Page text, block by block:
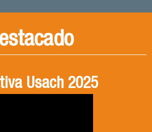
Usach 2025
Territorio, capítulo 2
Director de Escuela